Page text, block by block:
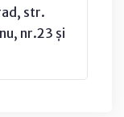
str.
nr.23 și